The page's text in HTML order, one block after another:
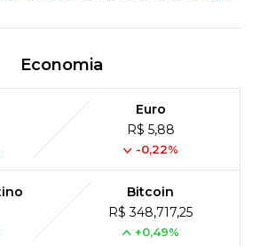
Economia
Euro
R$ 5,88
-0,22%
Bitcoin
R$ 348,717,25
+0,49%